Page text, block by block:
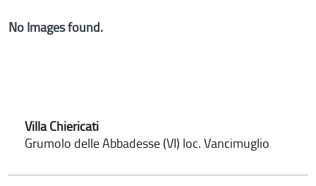
No Images found.
Villa Chiericati
Grumolo delle Abbadesse (VI) loc. Vancimuglio